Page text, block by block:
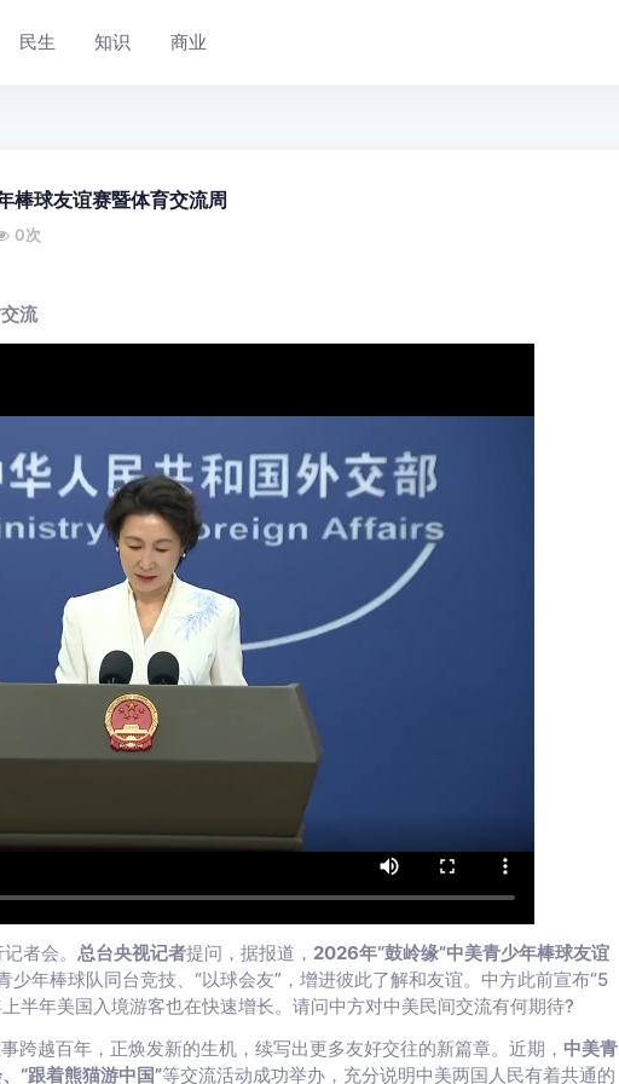
民生 知识 商业
棒球友谊赛暨体育交流周
0次
流
记者会。总台央视记者提问，据报道， 2026年“鼓岭缘”中美青少年棒球友谊
少年棒球队同台竞技、“以球会友”，增进彼此了解和友谊。中方此前宣布“5
半年美国入境游客也在快速增长。请问中方对中美民间交流有何期待?
跨越百年，正焕发新的生机，续写出更多友好交往的新篇章。近期， 中美青
“跟着熊猫游中国”等交流活动成功举办，充分说明中美两国人民有着共通的